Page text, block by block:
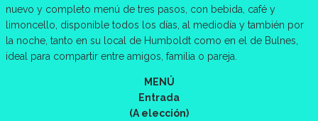
nuevo y completo menú de tres pasos, con bebida, café y
limoncello, disponible todos los días, al mediodía y también por
la noche, tanto en su local de Humboldt como en el de Bulnes,
ideal para compartir entre amigos, familia o pareja.
MENÚ
Entrada
(A elección)